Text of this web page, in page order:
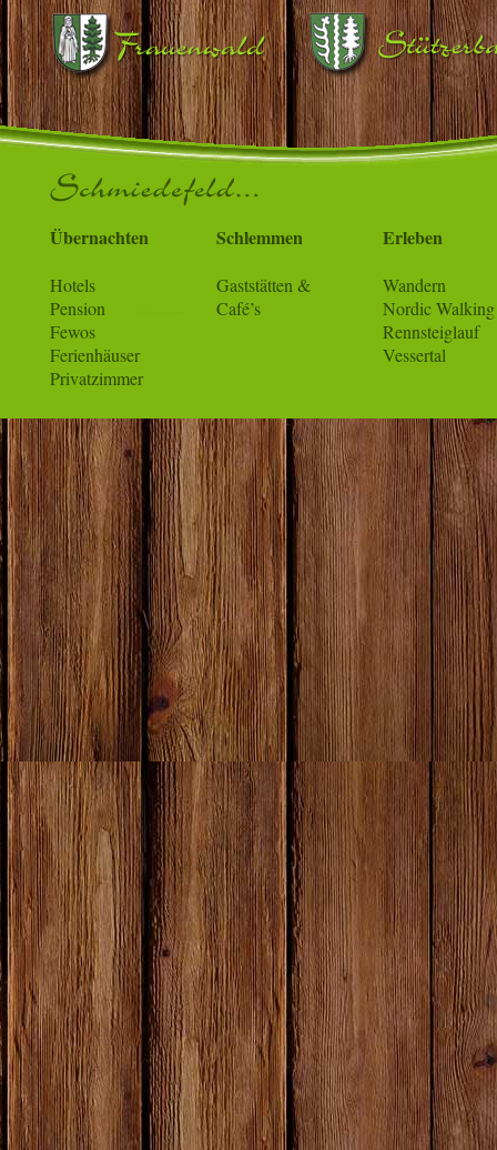
Übernachten
Hotels
Pension
Fewos
Ferienhäuser
Privatzimmer
Schlemmen
Gaststätten &
Café’s
Erleben
Wandern
Nordic Walking
Rennsteiglauf
Vessertal